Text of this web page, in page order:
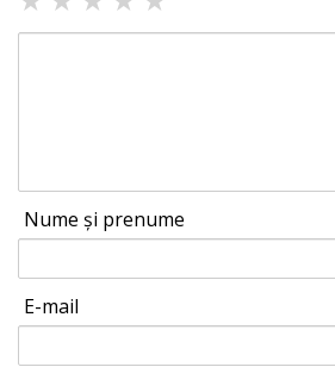
Nume și prenume
E-mail